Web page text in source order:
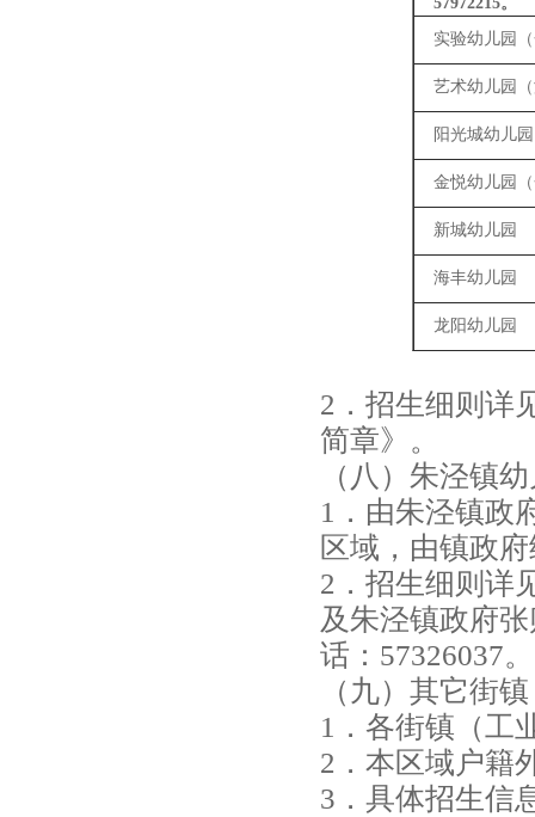
实验幼儿园
艺术幼儿园
阳光城幼儿
金悦幼儿园
新城幼儿园
海丰幼儿园
龙阳幼儿园
2．招生细则详
简章》。
（八）朱泾镇
1．由朱泾镇政
区域，由镇政
2．招生细则详
及朱泾镇政府
话：57326037。
（九）其它街
1．各街镇（工
2．本区域户籍
3．具体招生信